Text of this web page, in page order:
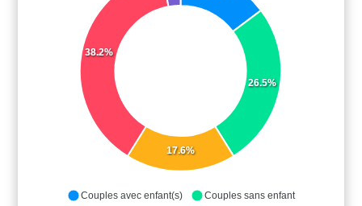
26.5%
17.6%
38.2%
Couples avec enfant(s)
Couples sans enfant